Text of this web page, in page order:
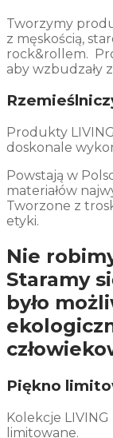
Tworzymy
z męskością,
rock&rollem.
aby wzbudzały
Produkty
doskonale
Powstają w
materiałów
Tworzone z
etyki.
Nie
Staramy
było
Piękno
Kolekcje
limitowane.